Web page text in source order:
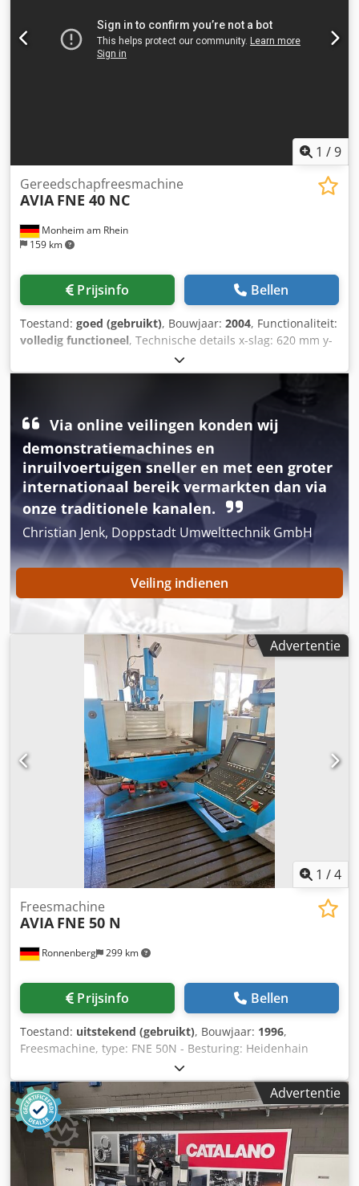
Programma AAN: 6.653 u - Besturing: TNC 320 -
Elektronisch handwiel Cedpfjyq Sv Dex Apmorf -
Horizontale freesspil - Koelmiddelinstallatie
1 /9
Monheim am Rhein
159 km
Gereedschapfreesmachine
AVIA FNE 40 NC
Prijsinfo Bellen
Toestand: goed (gebruikt), Bouwjaar: 2004, Functionaliteit:
volledig functioneel, Technische details x-slag: 620 mm y-
slag: 420 mm z-slag: 400 mm Besturing: Heidenhain TNC
410M Tafeloppervlak: 800 x 400 mm Cjdpfx Apjzruwlemerf
Gereedschaphouder: ISO 40 Traploos regelbare
spiltoerentallen: 50 - 4000 tpm Hoofdaandrijfmotor: 5,5 kW
Totaal benodigd vermogen: kW Machinegewicht ca.: 2,1 t
Benodigde ruimte ca.: m Aanvullende informatie * CNC-
besturing HEIDENHAIN TNC 410M * Koelmiddelinstallatie *
Machineverlichting
Via online veilingen konden wij
demonstratiemachines en
inruilvoertuigen sneller en met een groter
internationaal bereik vermarkten dan via
onze traditionele kanalen.
Christian Jenk, Doppstadt Umwelttechnik GmbH
Veiling indienen
Advertentie
1 /4
Ronnenberg 299 km
Freesmachine
AVIA FNE 50 N
Prijsinfo Bellen
Toestand: uitstekend (gebruikt), Bouwjaar: 1996,
Freesmachine, type: FNE 50N - Besturing: Heidenhain
TNC410 - Vermogen hoofdaandrijving: 7,5 kW -
Geïnstalleerd totaalvermogen: 15,0 kW -
Voedingsspanning: 3x380 V - Frequentie: 50 Hz - Gewicht
van de freesmachine (zonder uitrusting): 3000 kg X-as: 800
mm Y-as: 500 mm Z-as: 420 mm Crodpfx Aozrpw Tjpmjf
Tafelbelasting: 500 kg Spindelconus: ISO 40 2 identieke
machines beschikbaar
Advertentie